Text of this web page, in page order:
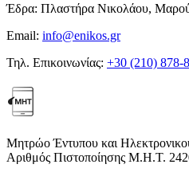
Έδρα: Πλαστήρα Νικολάου,
Email: info@enikos.gr
Τηλ. Επικοινωνίας: +30 (210) 878-
Μητρώο Έντυπου και
Αριθμός Πιστοποίησης Μ.Η.Τ.